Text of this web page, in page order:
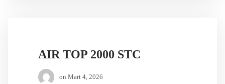
AIR TOP 2000 STC
on Mart 4, 2026